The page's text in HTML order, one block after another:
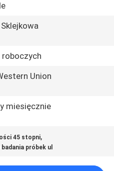
roboczych
Union
miesięcznie
45 stopni,
próbek ul